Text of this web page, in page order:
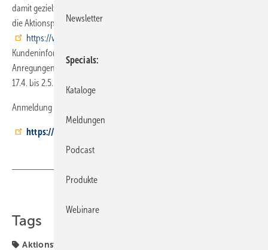
damit gezielt für die eigene Veranstaltung zu werben. Zudem erhalten
die Aktionspartner einen Eintrag auf der beworbenen Website
https://www.waermepumpe.de/
Kundeninformationen, Werbemitteln, Checklisten, Tipps und
Anregungen zum Ablauf ihrer Aktion. Die Aktionswochen finden vom
17.4. bis 2.5.2010 statt.
Anmeldung unter
https://www.waermepumpe.de/
Tags
Aktionswoche
Newsletter
Specials
Kataloge
Meldungen
Podcast
Produkte
Webinare